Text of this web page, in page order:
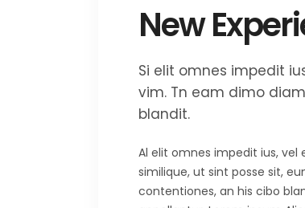
New
Si elit omnes impedit
vim. Tn eam dimo
blandit.
Al elit omnes impedit ius,
similique, ut sint posse sit,
contentiones, an his cibo